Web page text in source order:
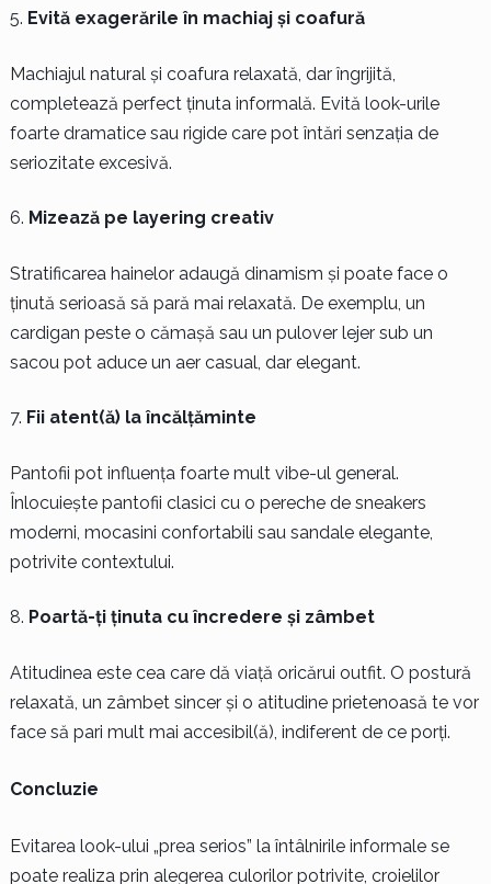
Evită exagerările în machiaj și coafură
Machiajul natural și coafura relaxată, dar îngrijită,
completează perfect ținuta informală. Evită look-urile
foarte dramatice sau rigide care pot întări senzația de
seriozitate excesivă.
Mizează pe layering creativ
Stratificarea hainelor adaugă dinamism și poate face o
ținută serioasă să pară mai relaxată. De exemplu, un
cardigan peste o cămașă sau un pulover lejer sub un
sacou pot aduce un aer casual, dar elegant.
Fii atent(ă) la încălțăminte
Pantofii pot influența foarte mult vibe-ul general.
Înlocuiește pantofii clasici cu o pereche de sneakers
moderni, mocasini confortabili sau sandale elegante,
potrivite contextului.
Poartă-ți ținuta cu încredere și zâmbet
Atitudinea este cea care dă viață oricărui outfit. O postură
relaxată, un zâmbet sincer și o atitudine prietenoasă te vor
face să pari mult mai accesibil(ă), indiferent de ce porți.
Concluzie
Evitarea look-ului „prea serios” la întâlnirile informale se
poate realiza prin alegerea culorilor potrivite, croielilor